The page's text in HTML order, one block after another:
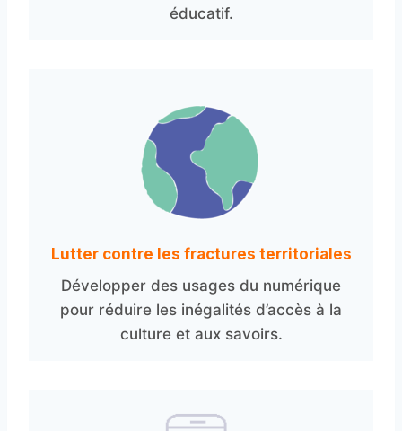
éducatif.
Lutter contre les fractures territoriales
Développer des usages du numérique
pour réduire les inégalités d’accès à la
culture et aux savoirs.